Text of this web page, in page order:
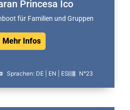
Princesa Ico
für Familien und Gruppen
Mehr Infos
Sprachen: DE | EN | ES N°23